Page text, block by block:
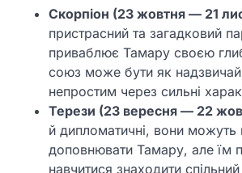
Скорпіон (23 жовтня — 21
пристрасний та загадковий
приваблює Тамару своєю
союз може бути як
непростим через сильні
Терези (23 вересня — 22
й дипломатичні, вони можуть
доповнювати Тамару, але їм
навчитися знаходити